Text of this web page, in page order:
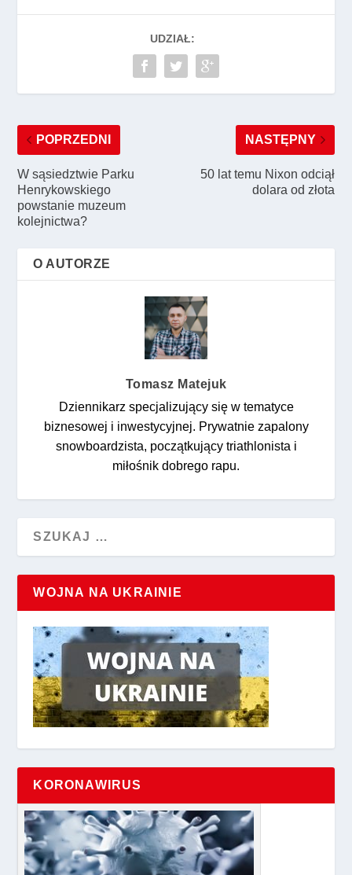
UDZIAŁ:
POPRZEDNI
W sąsiedztwie Parku
Henrykowskiego
powstanie muzeum
kolejnictwa?
NASTĘPNY
50 lat temu Nixon odciął
dolara od złota
O AUTORZE
Tomasz Matejuk
Dziennikarz specjalizujący się w tematyce
biznesowej i inwestycyjnej. Prywatnie zapalony
snowboardzista, początkujący triathlonista i
miłośnik dobrego rapu.
WOJNA NA UKRAINIE
KORONAWIRUS